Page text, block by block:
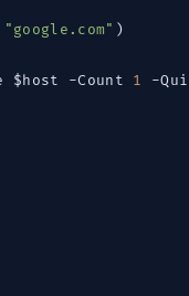
"google.com"
$host -Count
1 -